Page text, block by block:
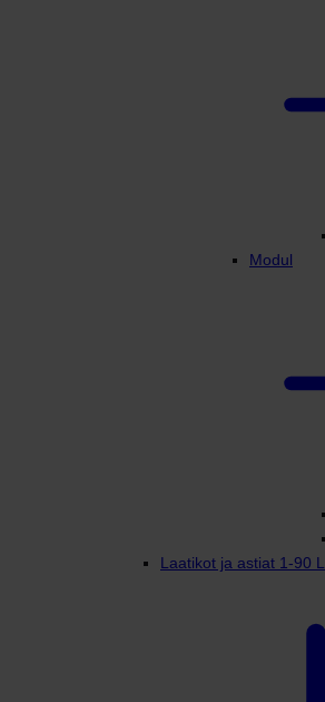
Modul
Laatikot ja astiat 1-90 L